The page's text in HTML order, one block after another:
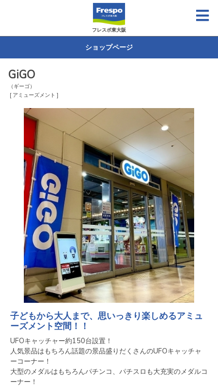
フレスポ東大阪
ショップページ
GiGO
（ギーゴ）
[ アミューズメント ]
子どもから大人まで、思いっきり楽しめるアミュ
ーズメント空間！！
UFOキャッチャー約150台設置！
人気景品はもちろん話題の景品盛りだくさんのUFOキャッチャ
ーコーナー！
大型のメダルはもちろんパチンコ、パチスロも大充実のメダルコ
ーナー！